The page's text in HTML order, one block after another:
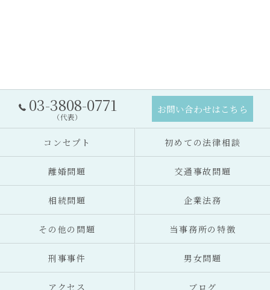
03-3808-0771
（代表）
お問い合わせはこちら
コンセプト 初めての法律相談
離婚問題 交通事故問題
相続問題 企業法務
その他の問題 当事務所の特徴
刑事事件 男女問題
アクセス ブログ